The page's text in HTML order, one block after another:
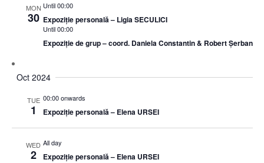
MON
30
Until 00:00
Expoziție personală – Ligia SECULICI
Until 00:00
Expoziție de grup – coord. Daniela Constantin & Robert Șerban
Oct 2024
TUE
1
00:00 onwards
Expoziție personală – Elena URSEI
WED
2
All day
Expoziție personală – Elena URSEI